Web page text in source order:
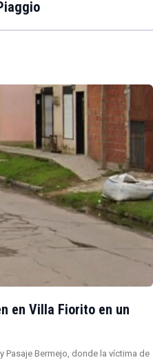
en Villa Fiorito en un
Pasaje Bermejo, donde la víctima de